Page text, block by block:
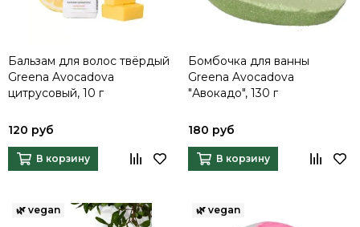
Бальзам для волос твёрдый
Greena Avocadova
цитрусовый, 10 г
120 руб
В корзину
Бомбочка для ванны
Greena Avocadova
"Авокадо", 130 г
180 руб
В корзину